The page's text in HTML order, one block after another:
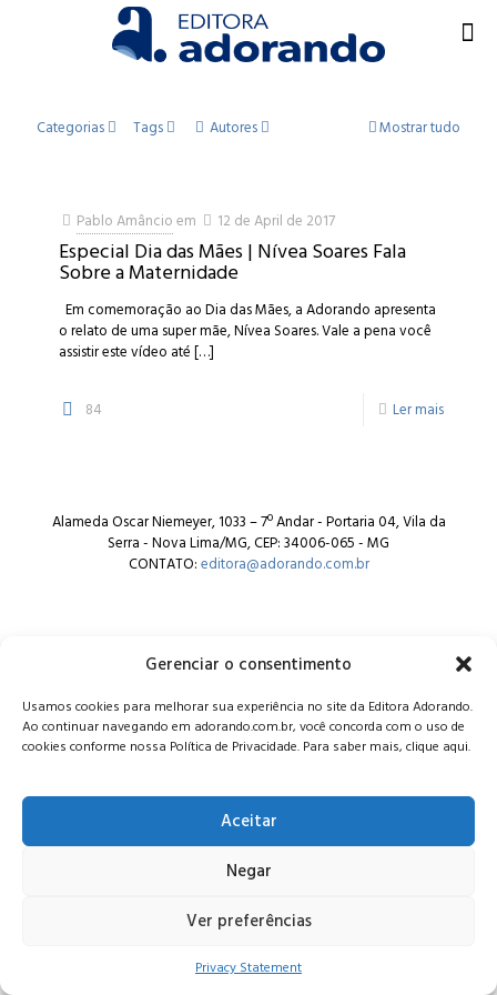
Gerenciar o consentimento
Usamos cookies para melhorar sua experiência no site da Editora Adorando.
Ao continuar navegando em adorando.com.br, você concorda com o uso de
cookies conforme nossa Política de Privacidade. Para saber mais, clique aqui.
Aceitar
Negar
Ver preferências
Privacy Statement
Categorias Tags Autores Mostrar tudo
Pablo Amâncioem 12 de April de 2017
Especial Dia das Mães | Nívea Soares Fala
Sobre a Maternidade
Em comemoração ao Dia das Mães, a Adorando apresenta
o relato de uma super mãe, Nívea Soares. Vale a pena você
assistir este vídeo até[…]
84 Ler mais
Alameda Oscar Niemeyer, 1033 – 7º Andar - Portaria 04, Vila da
Serra - Nova Lima/MG, CEP: 34006-065 - MG
CONTATO:editora@adorando.com.br
© Editora Adorando 2026. Todos os direitos reservados.
Consulte nossapolítica de privacidade.